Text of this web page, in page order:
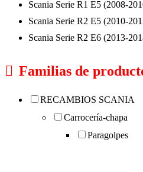
Scania Serie R1 E5 (2008-
Scania Serie R2 E5 (2010-
Scania Serie R2 E6 (2013-
Familias de
RECAMBIOS SCANIA
Carrocería-chapa
Paragolpes